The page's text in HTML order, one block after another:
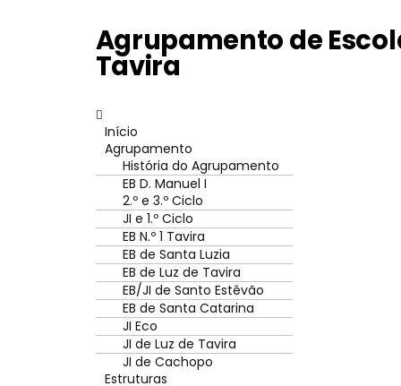
Agrupamento de
Tavira
Início
Agrupamento
História do Agrupamento
EB D. Manuel I
2.º e 3.º Ciclo
JI e 1.º Ciclo
EB N.º 1 Tavira
EB de Santa Luzia
EB de Luz de Tavira
EB/JI de Santo Estêvão
EB de Santa Catarina
JI Eco
JI de Luz de Tavira
JI de Cachopo
Estruturas